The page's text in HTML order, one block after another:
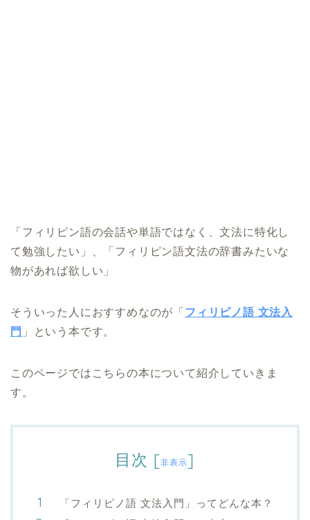
「フィリピン語の会話や単語ではなく、文法に特化し
て勉強したい」、「フィリピン語文法の辞書みたいな
物があれば欲しい」
そういった人におすすめなのが「 フィリピノ語 文法入
門 」という本です。
このページではこちらの本について紹介していきま
す。
目次 [非表示]
「フィリピノ語 文法入門」ってどんな本？